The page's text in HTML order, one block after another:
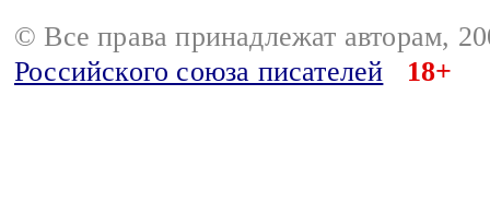
© Все права принадлежат авторам,
Российского союза писателей
18+